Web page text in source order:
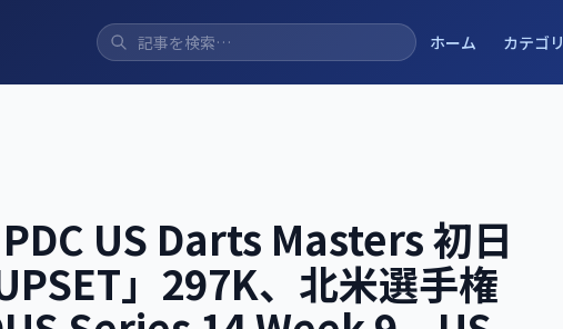
ホーム カテゴリ
US Darts Masters 初日
」297K、北米選手権